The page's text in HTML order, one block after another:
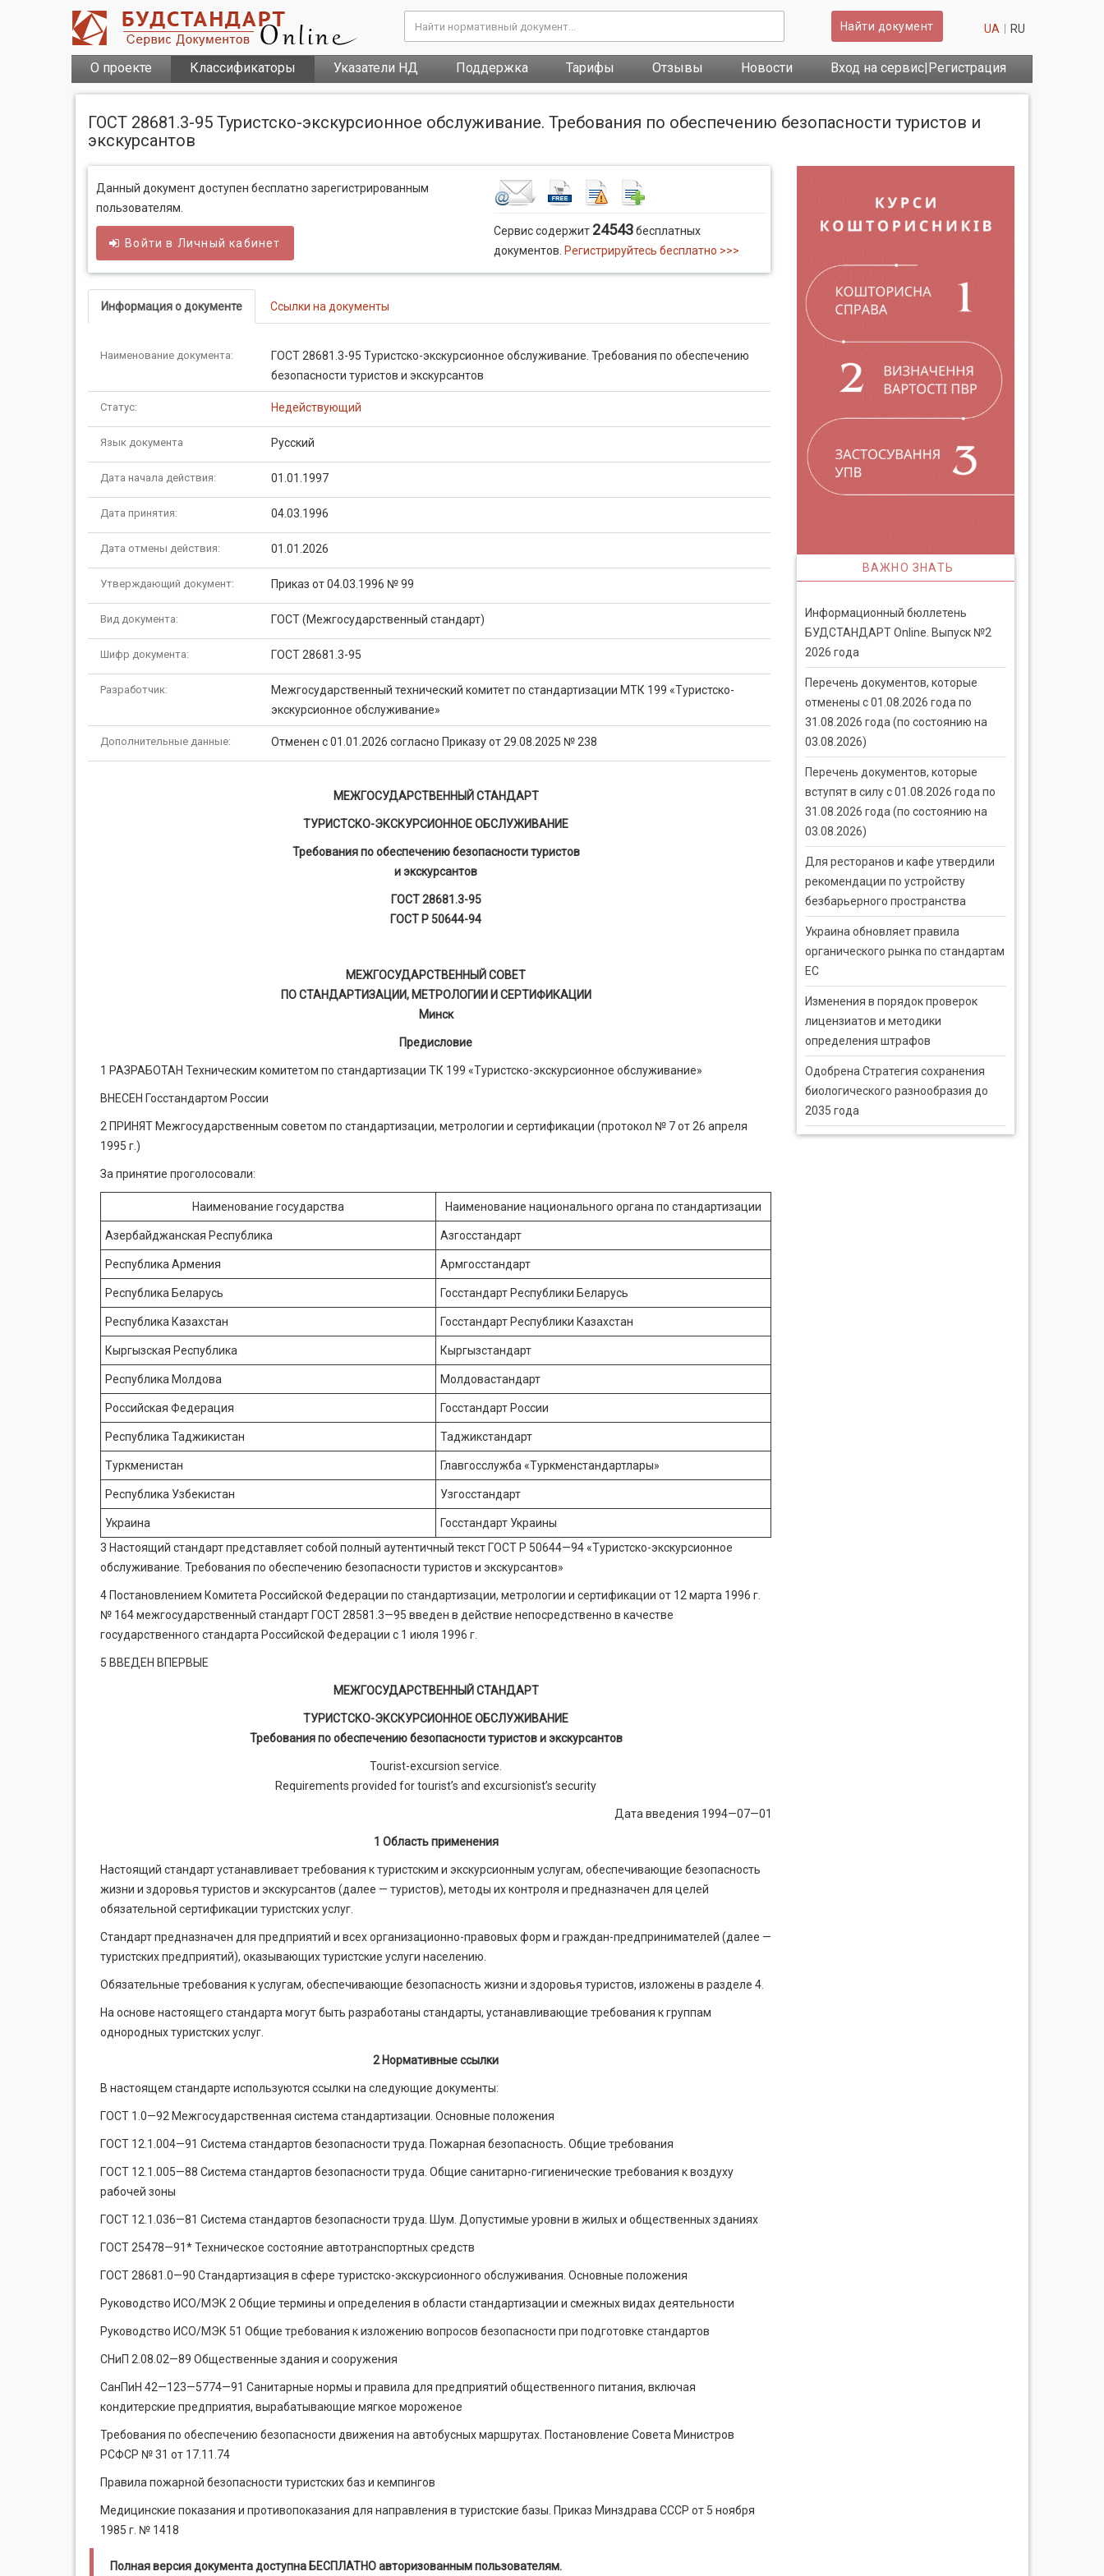
Найти документ UA RU
О проекте Классификаторы Указатели НД Поддержка Тарифы Отзывы Новости Вход на сервис|Регистрация
ГОСТ 28681.3-95 Туристско-экскурсионное обслуживание. Требования по обеспечению безопасности туристов и
экскурсантов
Данный документ доступен бесплатно зарегистрированным
пользователям.
Войти в Личный кабинет
Сервис содержит 24543бесплатных
документов. Регистрируйтесь бесплатно >>>
Информация о документе Ссылки на документы
Наименование документа:
ГОСТ 28681.3-95 Туристско-экскурсионное обслуживание. Требования по обеспечению
безопасности туристов и экскурсантов
Статус: Недействующий
Язык документа Русский
Дата начала действия: 01.01.1997
Дата принятия: 04.03.1996
Дата отмены действия: 01.01.2026
Утверждающий документ: Приказ от 04.03.1996 № 99
Вид документа: ГОСТ (Межгосударственный стандарт)
Шифр документа: ГОСТ 28681.3-95
Разработчик:
Межгосударственный технический комитет по стандартизации МТК 199 «Туристско-
экскурсионное обслуживание»
Дополнительные данные: Отменен с 01.01.2026 согласно Приказу от 29.08.2025 № 238
МЕЖГОСУДАРСТВЕННЫЙ СТАНДАРТ
ТУРИСТСКО-ЭКСКУРСИОННОЕ ОБСЛУЖИВАНИЕ
Требования по обеспечению безопасности туристов
и экскурсантов
ГОСТ 28681.3-95
ГОСТ Р 50644-94
МЕЖГОСУДАРСТВЕННЫЙ СОВЕТ
ПО СТАНДАРТИЗАЦИИ, МЕТРОЛОГИИ И СЕРТИФИКАЦИИ
Минск
Предисловие
1 РАЗРАБОТАН Техническим комитетом по стандартизации ТК 199 «Туристско-экскурсионное обслуживание»
ВНЕСЕН Госстандартом России
2 ПРИНЯТ Межгосударственным советом по стандартизации, метрологии и сертификации (протокол № 7 от 26 апреля
1995 г.)
За принятие проголосовали:
Наименование государства Наименование национального органа по стандартизации
Азербайджанская Республика Азгосстандарт
Республика Армения Армгосстандарт
Республика Беларусь Госстандарт Республики Беларусь
Республика Казахстан Госстандарт Республики Казахстан
Кыргызская Республика Кыргызстандарт
Республика Молдова Молдовастандарт
Российская Федерация Госстандарт России
Республика Таджикистан Таджикстандарт
Туркменистан Главгосслужба «Туркменстандартлары»
Республика Узбекистан Узгосстандарт
Украина
Госстандарт Украины
3 Настоящий стандарт представляет собой полный аутентичный текст ГОСТ Р 50644—94 «Туристско-экскурсионное
обслуживание. Требования по обеспечению безопасности туристов и экскурсантов»
4 Постановлением Комитета Российской Федерации по стандартизации, метрологии и сертификации от 12 марта 1996 г.
№ 164 межгосударственный стандарт ГОСТ 28581.3—95 введен в действие непосредственно в качестве
государственного стандарта Российской Федерации с 1 июля 1996 г.
5 ВВЕДЕН ВПЕРВЫЕ
МЕЖГОСУДАРСТВЕННЫЙ СТАНДАРТ
ТУРИСТСКО-ЭКСКУРСИОННОЕ ОБСЛУЖИВАНИЕ
Требования по обеспечению безопасности туристов и экскурсантов
Tourist-excursion service.
Requirements provided for tourist’s and excursionist’s security
Дата введения 1994—07—01
1 Область применения
Настоящий стандарт устанавливает требования к туристским и экскурсионным услугам, обеспечивающие безопасность
жизни и здоровья туристов и экскурсантов (далее — туристов), методы их контроля и предназначен для целей
обязательной сертификации туристских услуг.
Стандарт предназначен для предприятий и всех организационно-правовых форм и граждан-предпринимателей (далее —
туристских предприятий), оказывающих туристские услуги населению.
Обязательные требования к услугам, обеспечивающие безопасность жизни и здоровья туристов, изложены в разделе 4.
На основе настоящего стандарта могут быть разработаны стандарты, устанавливающие требования к группам
однородных туристских услуг.
2 Нормативные ссылки
В настоящем стандарте используются ссылки на следующие документы:
ГОСТ 1.0—92 Межгосударственная система стандартизации. Основные положения
ГОСТ 12.1.004—91 Система стандартов безопасности труда. Пожарная безопасность. Общие требования
ГОСТ 12.1.005—88 Система стандартов безопасности труда. Общие санитарно-гигиенические требования к воздуху
рабочей зоны
ГОСТ 12.1.036—81 Система стандартов безопасности труда. Шум. Допустимые уровни в жилых и общественных зданиях
ГОСТ 25478—91* Техническое состояние автотранспортных средств
ГОСТ 28681.0—90 Стандартизация в сфере туристско-экскурсионного обслуживания. Основные положения
Руководство ИСО/МЭК 2 Общие термины и определения в области стандартизации и смежных видах деятельности
Руководство ИСО/МЭК 51 Общие требования к изложению вопросов безопасности при подготовке стандартов
СНиП 2.08.02—89 Общественные здания и сооружения
СанПиН 42—123—5774—91 Санитарные нормы и правила для предприятий общественного питания, включая
кондитерские предприятия, вырабатывающие мягкое мороженое
Требования по обеспечению безопасности движения на автобусных маршрутах. Постановление Совета Министров
РСФСР № 31 от 17.11.74
Правила пожарной безопасности туристских баз и кемпингов
Медицинские показания и противопоказания для направления в туристские базы. Приказ Минздрава СССР от 5 ноября
1985 г. № 1418
Полная версия документа доступна БЕСПЛАТНО авторизованным пользователям.
ВАЖНО ЗНАТЬ
Информационный бюллетень
БУДСТАНДАРТ Online. Выпуск №2
2026 года
Перечень документов, которые
отменены с 01.08.2026 года по
31.08.2026 года (по состоянию на
03.08.2026)
Перечень документов, которые
вступят в силу с 01.08.2026 года по
31.08.2026 года (по состоянию на
03.08.2026)
Для ресторанов и кафе утвердили
рекомендации по устройству
безбарьерного пространства
Украина обновляет правила
органического рынка по стандартам
ЕС
Изменения в порядок проверок
лицензиатов и методики
определения штрафов
Одобрена Стратегия сохранения
биологического разнообразия до
2035 года